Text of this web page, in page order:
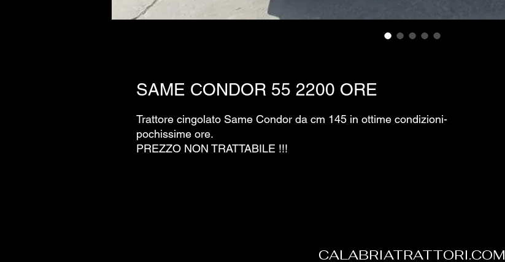
SAME CONDOR 55 2200 ORE
Trattore cingolato Same Condor da cm 145 in ottime condizioni-
pochissime ore.
PREZZO NON TRATTABILE !!!
CALABRIATRATTORI.COM